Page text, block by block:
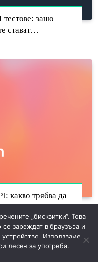
защо
стават
какво трябва да
„бисквитки“. Това
зареждат в браузъра и
Използваме
лесен за употреба.